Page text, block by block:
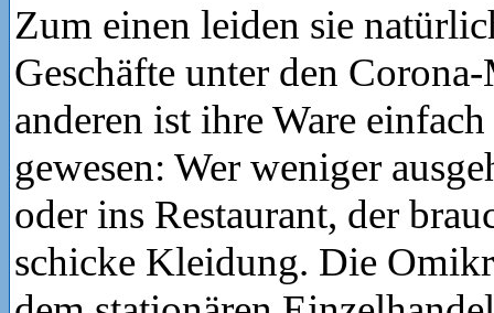
Zum einen leiden sie
Geschäfte unter den
anderen ist ihre Ware
gewesen: Wer weniger
oder ins Restaurant, der
schicke Kleidung. Die